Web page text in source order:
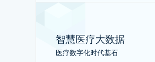
智慧医疗大数据
医疗数字化时代基石